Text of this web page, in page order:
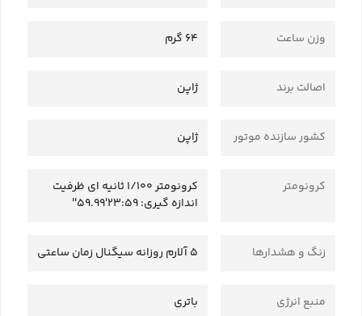
وزن ساعت 64 گرم
اصالت برند ژاپن
کشور سازنده موتور ژاپن
کرونومتر
کرونومتر 1/100 ثانیه ای ظرفیت
اندازه گیری: 23:59'59.99''
زنگ و هشدارها 5 آلارم روزانه سیگنال زمان ساعتی
منبع انرژی باتری